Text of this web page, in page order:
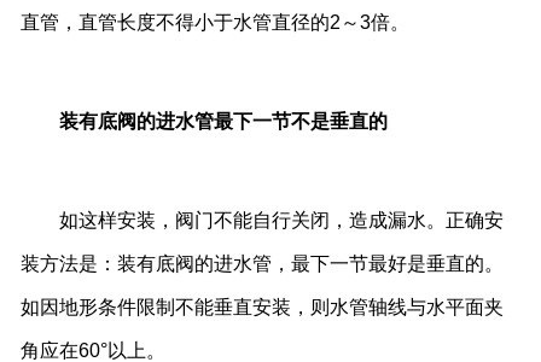
直管，直管长度不得小于水管直径的2～3倍。
装有底阀的进水管最下一节不是垂直的
如这样安装，阀门不能自行关闭，造成漏水。正确安
装方法是：装有底阀的进水管，最下一节最好是垂直的。
如因地形条件限制不能垂直安装，则水管轴线与水平面夹
角应在60°以上。